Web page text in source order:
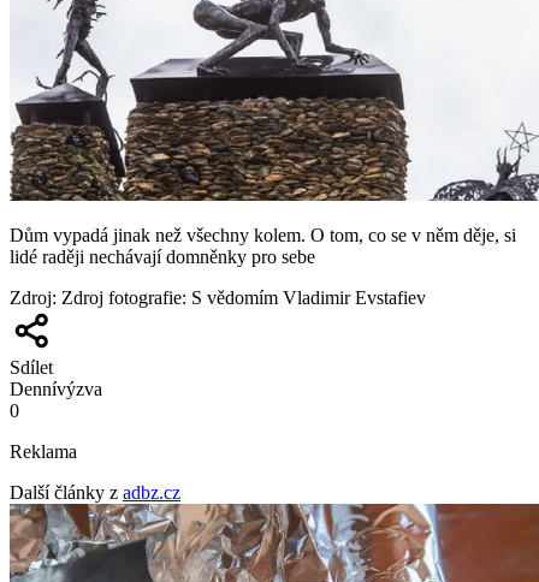
Dům vypadá jinak než všechny kolem. O tom, co se v něm děje, si
lidé raději nechávají domněnky pro sebe
Zdroj: Zdroj fotografie: S vědomím Vladimir Evstafiev
Sdílet
Dennívýzva
0
Reklama
Další články z adbz.cz